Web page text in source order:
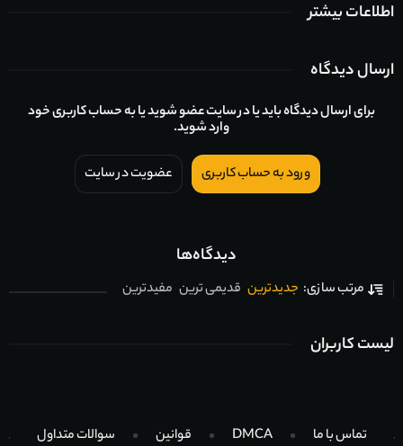
اطلاعات بیشتر
ارسال دیدگاه
برای ارسال دیدگاه باید یا در سایت عضو شوید یا به حساب کاربری خود
وارد شوید.
ورود به حساب کاربری عضویت در سایت
دیدگاه‌ها
مرتب سازی: جدیدترین قدیمی ترین مفیدترین
لیست کاربران
تماس با ما DMCA قوانین سوالات متداول